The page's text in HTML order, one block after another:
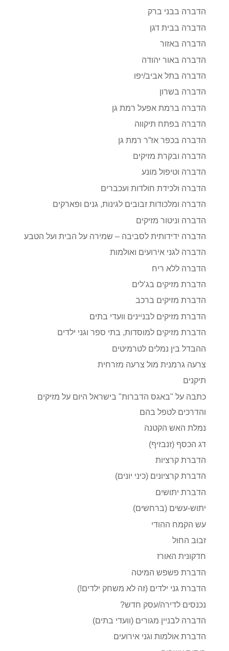
הדברה בבני ברק
הדברה בבית דגן
הדברה באזור
הדברה באור יהודה
הדברה בתל אביב/יפו
הדברה בשרון
הדברה ברמת אפעל רמת גן
הדברה בפתח תיקווה
הדברה בכפר אז”ר רמת גן
הדברה ובקרת מזיקים
הדברה וטיפול מונע
הדברה ולכידת חולדות ועכברים
הדברה ומלכודות זבובים לגינות, גנים ופארקים
הדברה וניטור מזיקים
הדברה ידידותית לסביבה – שמירה על הבית ועל הטבע
הדברה לגני אירועים ואולמות
הדברה ללא ריח
הדברת מזיקים בג’לים
הדברת מזיקים ברכב
הדברת מזיקים לבניינים וועדי בתים
הדברת מזיקים למוסדות, בתי ספר וגני ילדים
ההבדל בין נמלים לטרמיטים
צרעה גרמנית מול צרעה מזרחית
תיקנים
כתבה על "באגס הדברות" בישראל היום על מזיקים
והדרכים לטפל בהם
נמלת האש הקטנה
דג הכסף (זנבזיף)
הדברת קרציות
הדברת קרציונים (כיני יונים)
הדברת יתושים
יתוש-עשים (ברחשים)
עש הקמח ההודי
זבוב החול
חדקונית האורז
הדברת פשפש המיטה
הדברת גני ילדים (זה לא משחק ילדים!)
נכנסים לדירה/עסק חדש?
הדברה לבניין מגורים (וועדי בתים)
הדברת אולמות וגני אירועים